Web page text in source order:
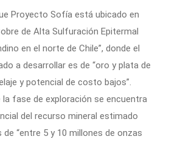
Proyecto Sofía está ubicado en
de Alta Sulfuración Epitermal
en el norte de Chile”, donde el
a desarrollar es de “oro y plata de
y potencial de costo bajos”.
la fase de exploración se encuentra
del recurso mineral estimado
“entre 5 y 10 millones de onzas